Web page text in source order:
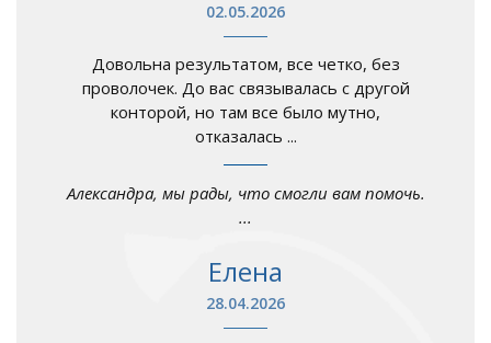
02.05.2026
Довольна результатом, все четко, без
проволочек. До вас связывалась с другой
конторой, но там все было мутно,
отказалась ...
Александра, мы рады, что смогли вам помочь.
...
Елена
28.04.2026